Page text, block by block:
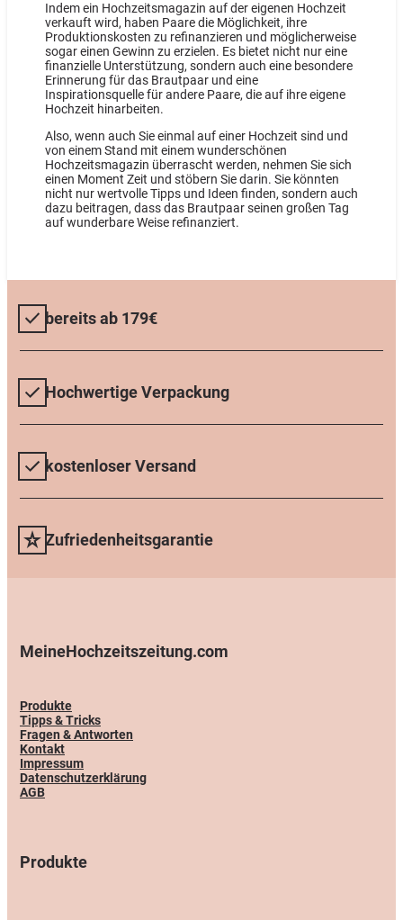
Indem ein Hochzeitsmagazin auf der eigenen Hochzeit
verkauft wird, haben Paare die Möglichkeit, ihre
Produktionskosten zu refinanzieren und möglicherweise
sogar einen Gewinn zu erzielen. Es bietet nicht nur eine
finanzielle Unterstützung, sondern auch eine besondere
Erinnerung für das Brautpaar und eine
Inspirationsquelle für andere Paare, die auf ihre eigene
Hochzeit hinarbeiten.
Also, wenn auch Sie einmal auf einer Hochzeit sind und
von einem Stand mit einem wunderschönen
Hochzeitsmagazin überrascht werden, nehmen Sie sich
einen Moment Zeit und stöbern Sie darin. Sie könnten
nicht nur wertvolle Tipps und Ideen finden, sondern auch
dazu beitragen, dass das Brautpaar seinen großen Tag
auf wunderbare Weise refinanziert.
bereits ab 179€
Hochwertige Verpackung
kostenloser Versand
Zufriedenheitsgarantie
MeineHochzeitszeitung.com
Produkte
Tipps & Tricks
Fragen & Antworten
Kontakt
Impressum
Datenschutzerklärung
AGB
Produkte